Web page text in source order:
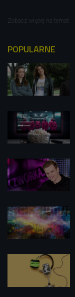
Zobacz więcej na temat:
POPULARNE